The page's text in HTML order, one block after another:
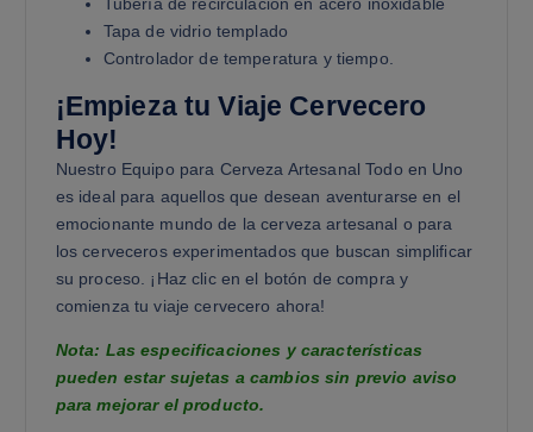
Tapa de vidrio templado
Controlador de temperatura y tiempo.
¡Empieza tu Viaje Cervecero
Hoy!
Nuestro Equipo para Cerveza Artesanal Todo en Uno
es ideal para aquellos que desean aventurarse en el
emocionante mundo de la cerveza artesanal o para
los cerveceros experimentados que buscan simplificar
su proceso. ¡Haz clic en el botón de compra y
comienza tu viaje cervecero ahora!
Nota: Las especificaciones y características
pueden estar sujetas a cambios sin previo aviso
para mejorar el producto.